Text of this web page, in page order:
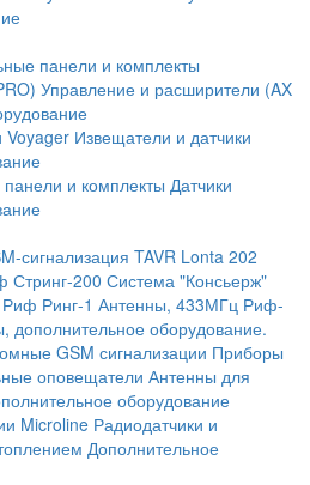
панели и комплекты
Управление и расширители (AX
Voyager Извещатели и датчики
и комплекты Датчики
сигнализация TAVR Lonta 202
Стринг-200 Система "Консьерж"
Риф Ринг-1 Антенны, 433МГц Риф-
дополнительное оборудование.
GSM сигнализации Приборы
оповещатели Антенны для
оборудование
Microline Радиодатчики и
Дополнительное